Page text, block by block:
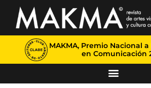
MAKMA, Premio Nacional
en Comunicación